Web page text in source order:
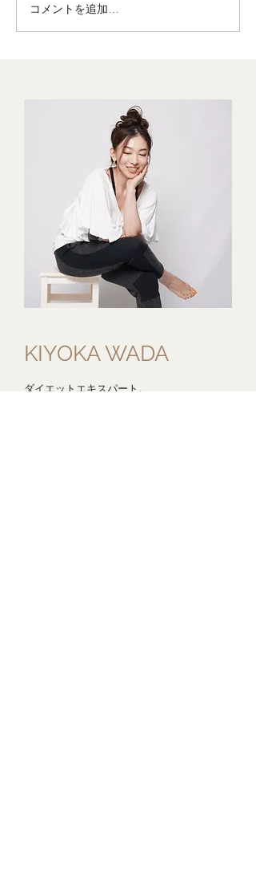
夏にぴったり！火を使わ
ない鯖缶レシピ
コメントを追加…
KIYOKA WADA
ダイエットエキスパート。